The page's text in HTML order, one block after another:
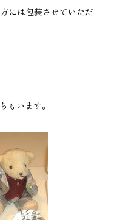
には包装させていただ
もいます。